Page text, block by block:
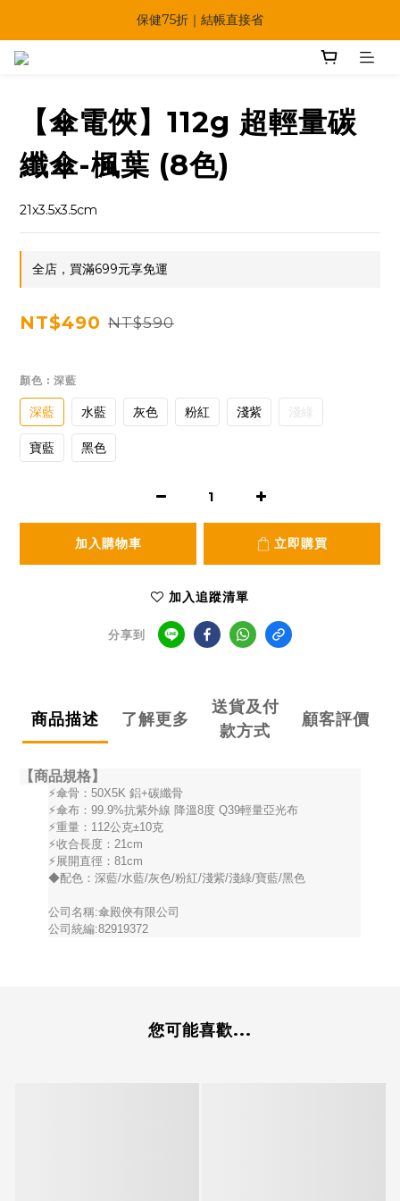
🔥夏日多重好康一次享！
保健75折｜結帳直接省
【傘電俠】112g 超輕量碳
纖傘-楓葉 (8色)
21x3.5x3.5cm
全店，買滿699元享免運
NT$490 NT$590
顏色 : 深藍
深藍 水藍 灰色 粉紅 淺紫 淺綠
寶藍 黑色
加入購物車 立即購買
加入追蹤清單
分享到
商品描述 了解更多
送貨及付
款方式
顧客評價
【商品規格】
⚡傘骨：50X5K 鋁+碳纖骨
⚡傘布：99.9%抗紫外線 降溫8度 Q39輕量亞光布
⚡重量：112公克±10克
⚡收合長度：21cm
⚡展開直徑：81cm
◆配色：深藍/水藍/灰色/粉紅/淺紫/淺綠/寶藍/黑色
公司名稱:傘殿俠有限公司
公司統編:82919372
您可能喜歡...